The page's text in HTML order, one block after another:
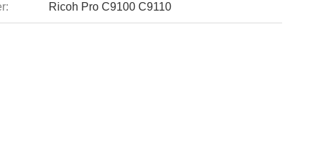
Ricoh Pro C9100 C9110